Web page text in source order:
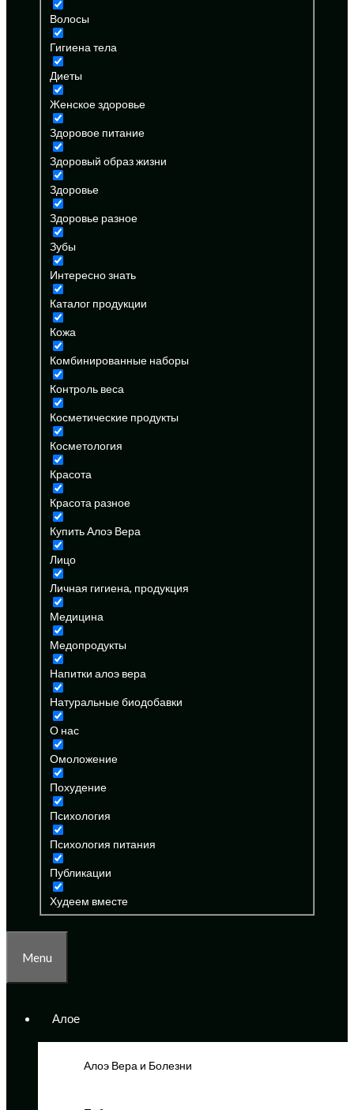
Волосы
Гигиена тела
Диеты
Женское здоровье
Здоровое питание
Здоровый образ жизни
Здоровье
Здоровье разное
Зубы
Интересно знать
Каталог продукции
Кожа
Комбинированные наборы
Контроль веса
Косметические продукты
Косметология
Красота
Красота разное
Купить Алоэ Вера
Лицо
Личная гигиена, продукция
Медицина
Медопродукты
Напитки алоэ вера
Натуральные биодобавки
О нас
Омоложение
Похудение
Психология
Психология питания
Публикации
Худеем вместе
Menu
Алое
Алоэ Вера и Болезни